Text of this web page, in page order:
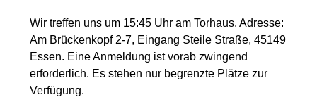
Wir treffen uns um 15:45 Uhr am Torhaus. Adresse:
Am Brückenkopf 2-7, Eingang Steile Straße, 45149
Essen. Eine Anmeldung ist vorab zwingend
erforderlich. Es stehen nur begrenzte Plätze zur
Verfügung.